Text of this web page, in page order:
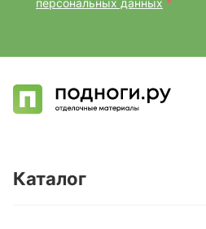
персональных данных *
Каталог